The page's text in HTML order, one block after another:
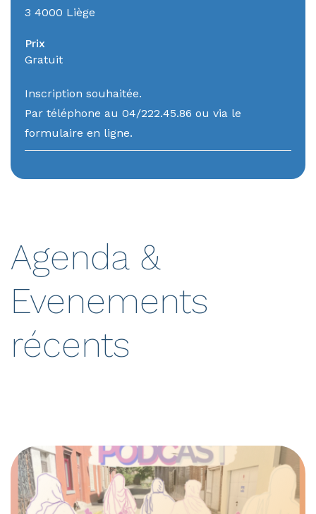
3 4000 Liège
Prix
Gratuit
Inscription souhaitée.
Par téléphone au 04/222.45.86 ou via le
formulaire en ligne.
Agenda &
Evenements
récents